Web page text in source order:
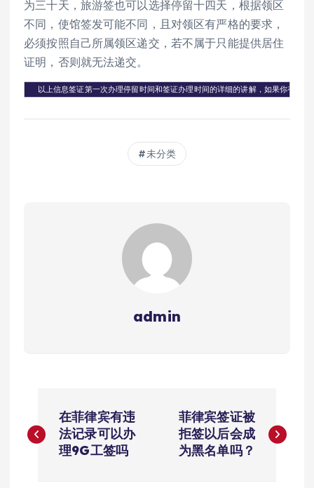
为三十天，旅游签也可以选择停留十四天，根据领区
不同，使馆签发可能不同，且对领区有严格的要求，
必须按照自己所属领区递交，若不属于只能提供居住
证明，否则就无法递交。
以上信息签证第一次办理停留时间和签证办理时间的详细的讲解，如果你有
未分类
admin
章
在菲律宾有违
法记录可以办
理9G工签吗
菲律宾签证被
拒签以后会成
为黑名单吗？